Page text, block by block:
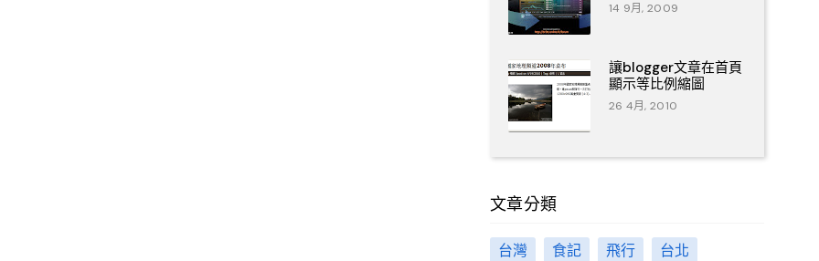
14 9月, 2009
讓blogger文章在首頁
顯示等比例縮圖
26 4月, 2010
文章分類
台灣 食記 飛行
台北